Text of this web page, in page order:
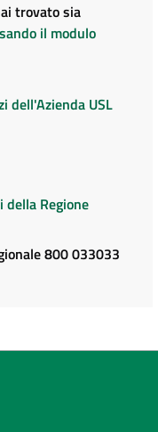
trovato sia
il modulo
dell'Azienda USL
della Regione
800 033033